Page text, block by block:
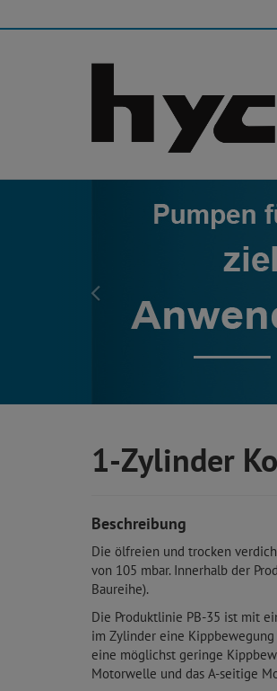
1-Zylinder
Beschreibung
Die ölfreien und trocken
von 105 mbar. Innerhalb der
Baureihe).
Die Produktlinie PB-35 ist mit
im Zylinder eine
eine möglichst geringe
Motorwelle und das A-seitige